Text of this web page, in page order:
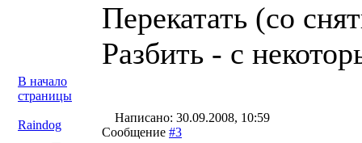
Перекатать (со
Разбить - с
В начало
страницы
Raindog
Написано: 30.09.2008, 10:59
Сообщение #3